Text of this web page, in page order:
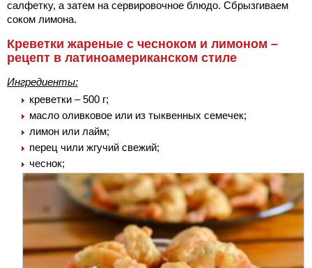
салфетку, а затем на сервировочное блюдо. Сбрызгиваем
соком лимона.
Креветки жареные с чесноком и лимоном –
рецепт в латиноамериканском стиле
Ингредиенты:
креветки – 500 г;
масло оливковое или из тыквенных семечек;
лимон или лайм;
перец чили жгучий свежий;
чеснок;